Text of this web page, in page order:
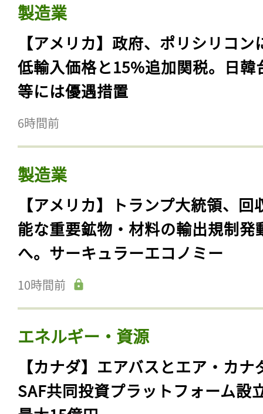
製造業
【アメリカ】政府、ポリシリコン
低輸入価格と15%追加関税。日韓
等には優遇措置
6時間前
製造業
【アメリカ】トランプ大統領、回
能な重要鉱物・材料の輸出規制発
へ。サーキュラーエコノミー
10時間前
エネルギー・資源
【カナダ】エアバスとエア・カナ
SAF共同投資プラットフォーム設